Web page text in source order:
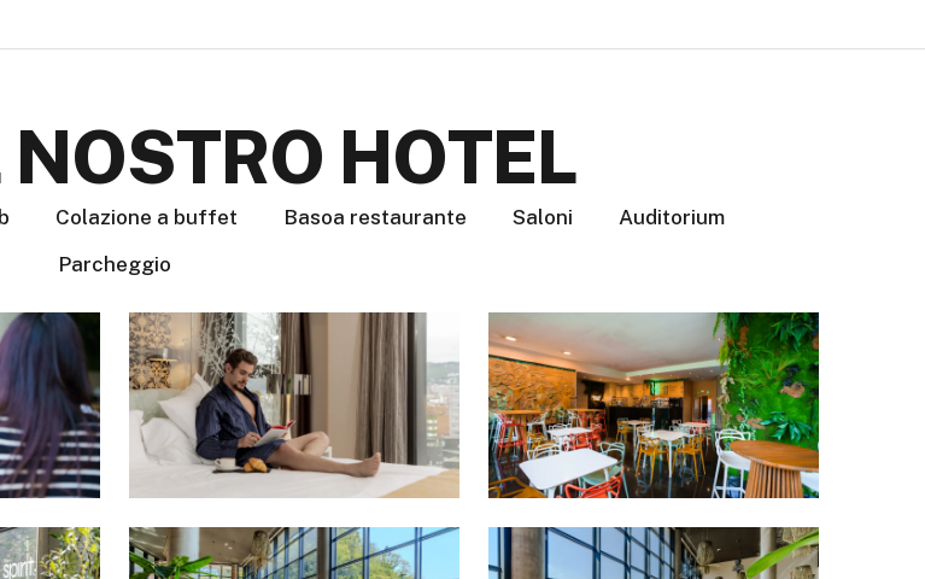
HOTEL
Colazione a buffet Basoa restaurante Saloni
Auditorium
Parcheggio